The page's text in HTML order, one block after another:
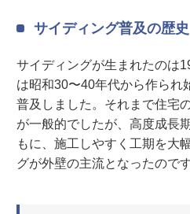
サイディング普及の歴史
サイディングが生まれたのは
は昭和30〜40年代から作られ
普及しました。それまで住宅
が一般的でしたが、高度成長
もに、施工しやすく工期を大
グが外壁の主流となったのです